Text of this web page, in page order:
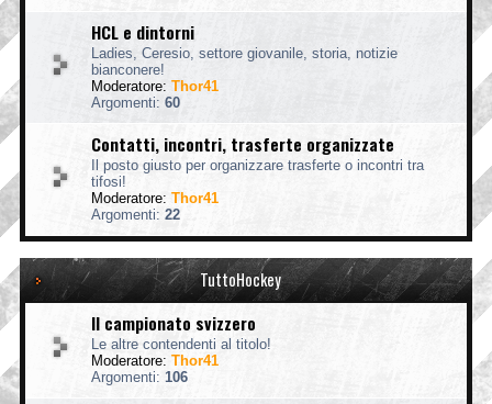
HCL e dintorni
Ladies, Ceresio, settore giovanile, storia, notizie
bianconere!
Moderatore: Thor41
Argomenti: 60
Contatti, incontri, trasferte organizzate
Il posto giusto per organizzare trasferte o incontri tra
tifosi!
Moderatore: Thor41
Argomenti: 22
TuttoHockey
Il campionato svizzero
Le altre contendenti al titolo!
Moderatore: Thor41
Argomenti: 106